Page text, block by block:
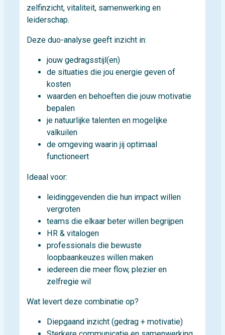
zelfinzicht, vitaliteit, samenwerking en
leiderschap.
Deze duo-analyse geeft inzicht in:
jouw gedragsstijl(en)
de situaties die jou energie geven of
kosten
waarden en behoeften die jouw motivatie
bepalen
je natuurlijke talenten en mogelijke
valkuilen
de omgeving waarin jij optimaal
functioneert
Ideaal voor:
leidinggevenden die hun impact willen
vergroten
teams die elkaar beter willen begrijpen
HR & vitalogen
professionals die bewuste
loopbaankeuzes willen maken
iedereen die meer flow, plezier en
zelfregie wil
Wat levert deze combinatie op?
Diepgaand inzicht (gedrag + motivatie)